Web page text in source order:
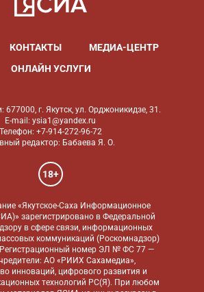
КОНТАКТЫ
МЕДИА-ЦЕНТР
ОНЛАЙН УСЛУГИ
677000, г. Якутск, ул. Орджоникидзе, 31.
E-mail: ysia1@yandex.ru
Телефон: +7-914-272-96-72
редактор: Бабаева Я. О.
18+
«Якутское-Саха Информационное
зарегистрировано в Федеральной
в сфере связи, информационных
коммуникаций (Роскомнадзор)
Регистрационный номер ЭЛ № ФС 77 —
АО «РИИХ Сахамедиа»,
инноваций, цифрового развития и
технологий РС(Я). При любом